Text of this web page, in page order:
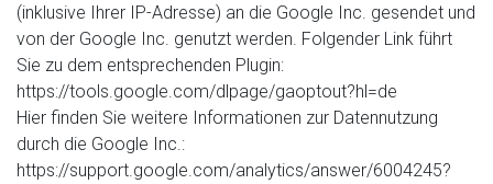
(inklusive Ihrer IP-Adresse) an die Google Inc. gesendet und
von der Google Inc. genutzt werden. Folgender Link führt
Sie zu dem entsprechenden Plugin:
https://tools.google.com/dlpage/gaoptout?hl=de
Hier finden Sie weitere Informationen zur Datennutzung
durch die Google Inc.:
https://support.google.com/analytics/answer/6004245?